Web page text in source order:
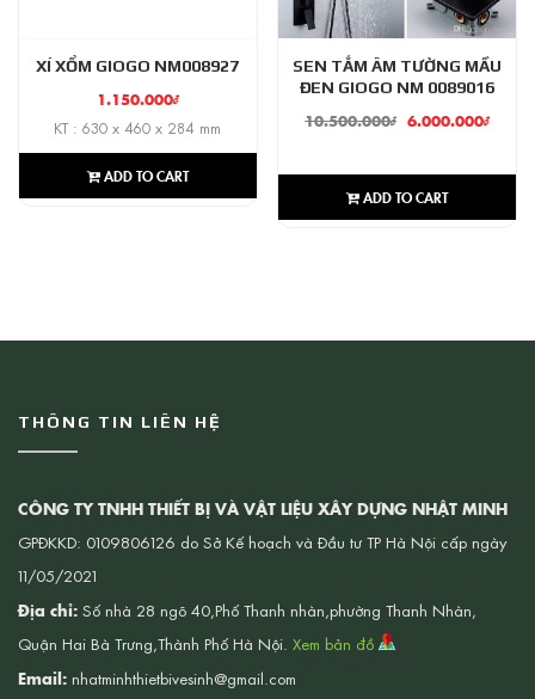
XÍ XỔM GIOGO NM008927
1.150.000₫
KT : 630 x 460 x 284 mm
ADD TO CART
SEN TẮM ÂM TƯỜNG MẦU
ĐEN GIOGO NM 0089016
10.500.000₫ 6.000.000₫
ADD TO CART
THÔNG TIN LIÊN HỆ
CÔNG TY TNHH THIẾT BỊ VÀ VẬT LIỆU XÂY DỰNG NHẬT MINH
GPĐKKD: 0109806126 do Sở Kế hoạch và Đầu tư TP Hà Nội cấp ngày
11/05/2021
Địa chỉ: Số nhà 28 ngõ 40,Phố Thanh nhàn,phường Thanh Nhàn,
Quận Hai Bà Trưng,Thành Phố Hà Nội. Xem bản đồ
Email: nhatminhthietbivesinh@gmail.com